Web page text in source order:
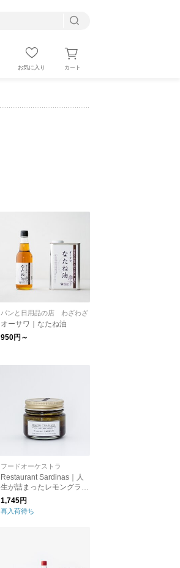
お気に入り カート
パンと日用品の店 わざわざ
オーサワ｜なたね油
950円～
フードオーケストラ
Restaurant Sardinas｜人
生が詰まったレモングラス
オイル
1,745円
再入荷待ち